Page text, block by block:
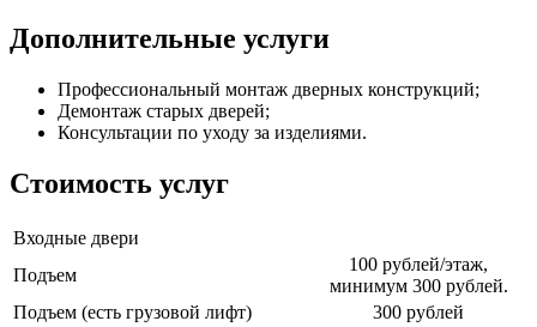
Дополнительные услуги
Профессиональный монтаж дверных конструкций;
Демонтаж старых дверей;
Консультации по уходу за изделиями.
Стоимость услуг
Входные двери
Подъем
100 рублей/этаж,
минимум 300 рублей.
Подъем (есть грузовой лифт)
300 рублей